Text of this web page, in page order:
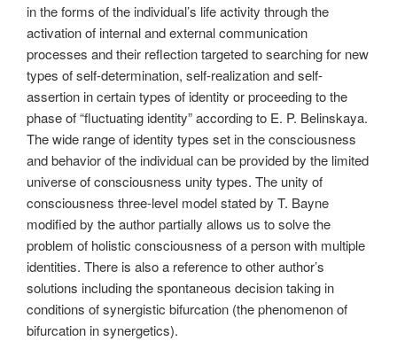
in the forms of the individual’s life activity through the
activation of internal and external communication
processes and their reflection targeted to searching for new
types of self-determination, self-realization and self-
assertion in certain types of identity or proceeding to the
phase of “fluctuating identity” according to E. P. Belinskaya.
The wide range of identity types set in the consciousness
and behavior of the individual can be provided by the limited
universe of consciousness unity types. The unity of
consciousness three-level model stated by T. Bayne
modified by the author partially allows us to solve the
problem of holistic consciousness of a person with multiple
identities. There is also a reference to other author’s
solutions including the spontaneous decision taking in
conditions of synergistic bifurcation (the phenomenon of
bifurcation in synergetics).